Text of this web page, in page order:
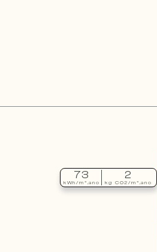
73
kWh/m².ano
2
kg CO2/m².ano